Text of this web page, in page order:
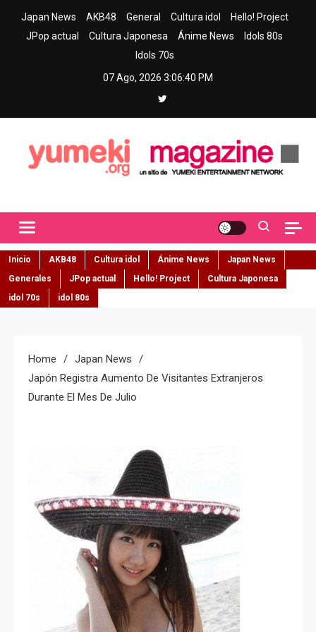
Japan News AKB48 General Cultura idol
Hello! Project
JPop actual
Cultura Japonesa Ánime News
Idols 80s
Idols 70s
07 Ago, 2026 3:06:41 PM
Inicio AKB48 Cultura idol Ánime News
Japan News
Generales
JPop actual Hello! Project
Cultura Japonesa
idol 70s
idol 80s
Home
Japan News
Japón Registra Aumento De Visitantes Extranjeros
Durante El Mes De Julio